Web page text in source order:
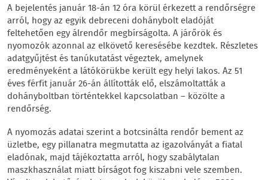
A bejelentés január 18-án 12 óra körül érkezett a rendőrségre
arról, hogy az egyik debreceni dohánybolt eladóját
feltehetően egy álrendőr megbírságolta. A járőrök és
nyomozók azonnal az elkövető keresésébe kezdtek. Részletes
adatgyűjtést és tanúkutatást végeztek, amelynek
eredményeként a látókörükbe került egy helyi lakos. Az 51
éves férfit január 26-án állították elő, elszámoltatták a
dohányboltban történtekkel kapcsolatban – közölte a
rendőrség.
A nyomozás adatai szerint a botcsinálta rendőr bement az
üzletbe, egy pillanatra megmutatta az igazolványát a fiatal
eladónak, majd tájékoztatta arról, hogy szabálytalan
maszkhasználat miatt bírságot fog kiszabni vele szemben.